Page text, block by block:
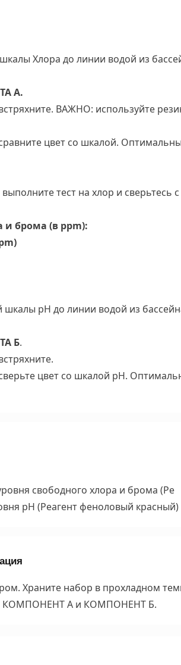
Хлора до линии водой из
А.
ВАЖНО: используйте
цвет со шкалой.
тест на хлор и сверьтесь
и брома (в ppm):
шкалы pH до линии водой из
Б.
цвет со шкалой pH.
свободного хлора и брома (Ре
рН (Реагент феноловый красный)
Храните набор в прохладном
КОМПОНЕНТ А и КОМПОНЕНТ Б.